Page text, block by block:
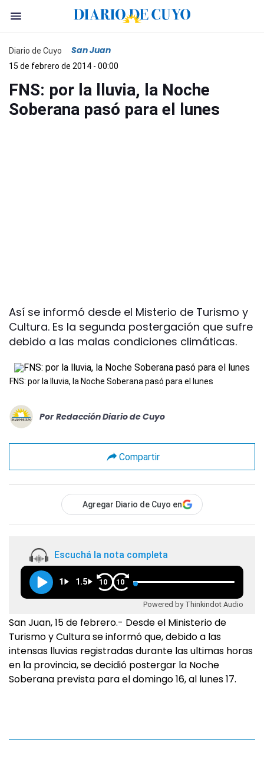
Diario de Cuyo San Juan
15 de febrero de 2014 - 00:00
FNS: por la lluvia, la Noche
Soberana pasó para el lunes
Así se informó desde el Misterio de Turismo y
Cultura. Es la segunda postergación que sufre
debido a las malas condiciones climáticas.
FNS: por la lluvia, la Noche Soberana pasó para el lunes
Por Redacción Diario de Cuyo
Compartir
Agregar Diario de Cuyo en
Escuchá la nota completa
1 1.5 10 10
Powered by Thinkindot Audio
San Juan, 15 de febrero.- Desde el Ministerio de
Turismo y Cultura se informó que, debido a las
intensas lluvias registradas durante las ultimas horas
en la provincia, se decidió postergar la Noche
Soberana prevista para el domingo 16, al lunes 17.